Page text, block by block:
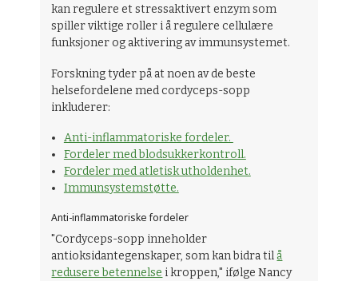
kan regulere et stressaktivert enzym som
spiller viktige roller i å regulere cellulære
funksjoner og aktivering av immunsystemet.
Forskning tyder på at noen av de beste
helsefordelene med cordyceps-sopp
inkluderer:
Anti-inflammatoriske fordeler.
Fordeler med blodsukkerkontroll.
Fordeler med atletisk utholdenhet.
Immunsystemstøtte.
Anti-inflammatoriske fordeler
"Cordyceps-sopp inneholder
antioksidantegenskaper, som kan bidra til å
redusere betennelse i kroppen," ifølge Nancy